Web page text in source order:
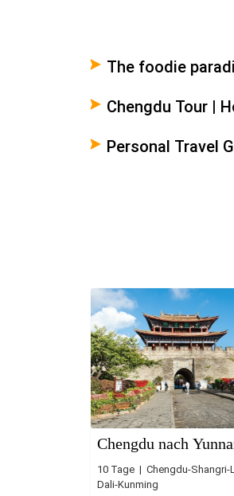
The foodie
Chengdu Tour |
Personal Travel
Chengdu nach
10 Tage | Chengdu-Shangri-
Dali-Kunming